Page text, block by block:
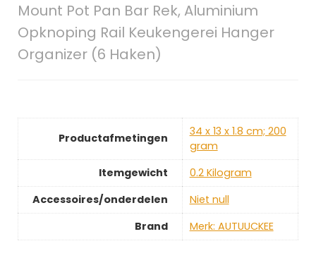
Mount Pot Pan Bar Rek, Aluminium
Opknoping Rail Keukengerei Hanger
Organizer (6 Haken)
Productafmetingen
‎34 x 13 x 1.8 cm; 200
gram
Itemgewicht
‎0.2 Kilogram
Accessoires/onderdelen
‎Niet null
Brand
Merk: AUTUUCKEE